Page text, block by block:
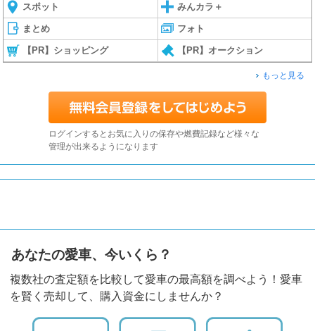
スポット みんカラ＋
まとめ フォト
【PR】ショッピング 【PR】オークション
もっと見る
ログインするとお気に入りの保存や燃費記録など様々な
管理が出来るようになります
あなたの愛車、今いくら？
複数社の査定額を比較して愛車の最高額を調べよう！愛車
を賢く売却して、購入資金にしませんか？